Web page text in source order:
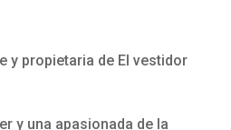
y propietaria de El vestidor
y una apasionada de la